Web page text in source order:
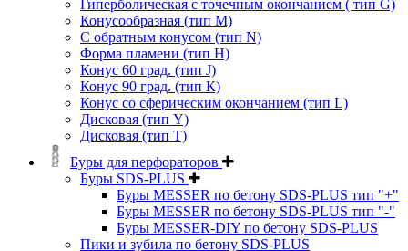
Гиперболическая с точечным окончанием ( тип G)
Конусообразная (тип М)
C обратным конусом (тип N)
Форма пламени (тип H)
Конус 60 град. (тип J)
Конус 90 град. (тип К)
Конус со сферическим окончанием (тип L)
Дисковая (тип Y)
Дисковая (тип Т)
Буры для перфораторов
Буры SDS-PLUS
Буры MESSER по бетону SDS-PLUS тип "+"
Буры MESSER по бетону SDS-PLUS тип "-"
Буры MESSER-DIY по бетону SDS-PLUS
Пики и зубила по бетону SDS-PLUS